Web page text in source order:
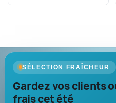
SÉLECTION FRAÎCHEUR
Gardez vos clients
frais cet été
Goodies Pub France
Objets publicitaires · par Promenoch
Votre partenaire B2B pour les